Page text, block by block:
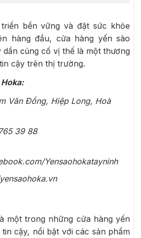
bền vững và đặt sức khỏe
hàng đầu, cửa hàng yến sào
dần củng cố vị thế là một thương
cậy trên thị trường.
Văn Đồng, Hiệp Long, Hoà
39 88
Yensaohokatayninh
một trong những cửa hàng yến
cậy, nổi bật với các sản phẩm